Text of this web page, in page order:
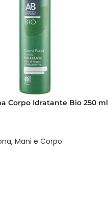
Corpo Idratante Bio 250 ml
, Mani e Corpo